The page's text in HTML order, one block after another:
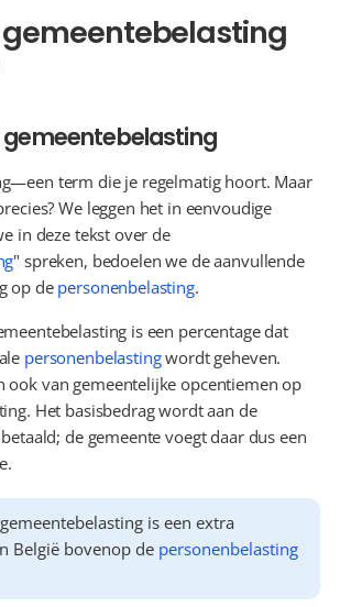
gemeentebelasting
gemeentebelasting
term die je regelmatig hoort. Maar
We leggen het in eenvoudige
in deze tekst over de
" spreken, bedoelen we de aanvullende
op de personenbelasting.
is een percentage dat
personenbelasting wordt geheven.
ook van gemeentelijke opcentiemen op
Het basisbedrag wordt aan de
de gemeente voegt daar dus een
is een extra
België bovenop de personenbelasting